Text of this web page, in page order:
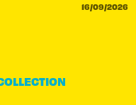
16/09/2026